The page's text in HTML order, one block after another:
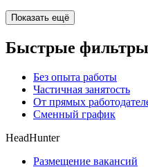
Показать ещё
Быстрые фильтры
Без опыта работы
Частичная занятость
От прямых
Сменный график
HeadHunter
Размещение вакансий